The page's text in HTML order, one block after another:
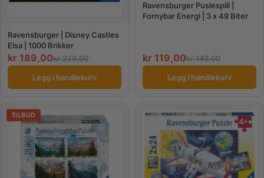
Ravensburger | Disney Castles
Elsa | 1000 Brikker
kr 189,00kr229,00
Legg i handlekurv
Ravensburger Puslespill |
Fornybar Energi | 3 x 49 Biter
kr 119,00kr149,00
Legg i handlekurv
TILBUD